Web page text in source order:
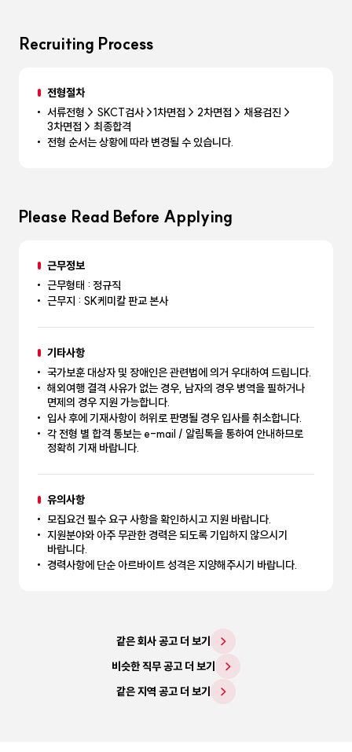
Recruiting Process
전형절차
서류전형 > SKCT검사 >1차면접 > 2차면접 > 채용검진 >
3차면접 > 최종합격
전형 순서는 상황에 따라 변경될 수 있습니다.
Please Read Before Applying
근무정보
근무형태 : 정규직
근무지 : SK케미칼 판교 본사
기타사항
국가보훈 대상자 및 장애인은 관련법에 의거 우대하여 드립니다.
해외여행 결격 사유가 없는 경우, 남자의 경우 병역을 필하거나
면제의 경우 지원 가능합니다.
입사 후에 기재사항이 허위로 판명될 경우 입사를 취소합니다.
각 전형 별 합격 통보는 e-mail / 알림톡을 통하여 안내하므로
정확히 기재 바랍니다.
유의사항
모집요건 필수 요구 사항을 확인하시고 지원 바랍니다.
지원분야와 아주 무관한 경력은 되도록 기입하지 않으시기
바랍니다.
경력사항에 단순 아르바이트 성격은 지양해주시기 바랍니다.
같은 회사 공고 더 보기
비슷한 직무 공고 더 보기
같은 지역 공고 더 보기